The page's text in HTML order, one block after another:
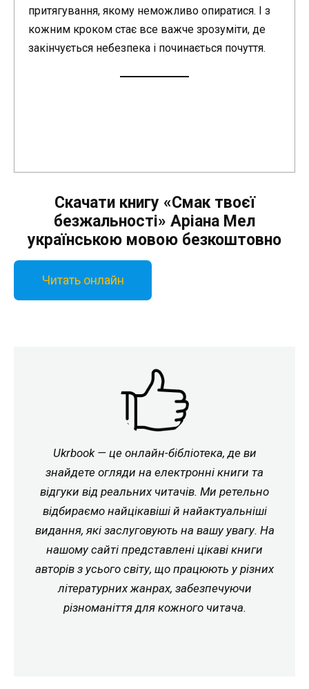
притягування, якому неможливо опиратися. І з
кожним кроком стає все важче зрозуміти, де
закінчується небезпека і починається почуття.
Скачати книгу «Смак твоєї
безжальності» Аріана Мел
українською мовою безкоштовно
Читать онлайн
Ukrbook — це онлайн-бібліотека, де ви
знайдете огляди на електронні книги та
відгуки від реальних читачів. Ми ретельно
відбираємо найцікавіші й найактуальніші
видання, які заслуговують на вашу увагу. На
нашому сайті представлені цікаві книги
авторів з усього світу, що працюють у різних
літературних жанрах, забезпечуючи
різноманіття для кожного читача.